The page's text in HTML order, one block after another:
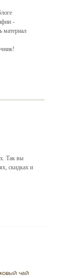
-
материал
Так вы
скидках и
чай